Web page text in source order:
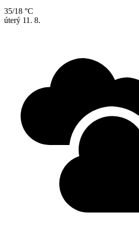
35/18 °C
úterý 11. 8.